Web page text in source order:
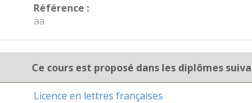
Référence :
aa
Ce cours est proposé dans les diplômes
Licence en lettres françaises